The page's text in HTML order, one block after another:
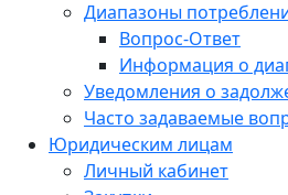
Диапазоны
Вопрос-Ответ
Информация о
Уведомления о
Часто задаваемые
Юридическим лицам
Личный кабинет